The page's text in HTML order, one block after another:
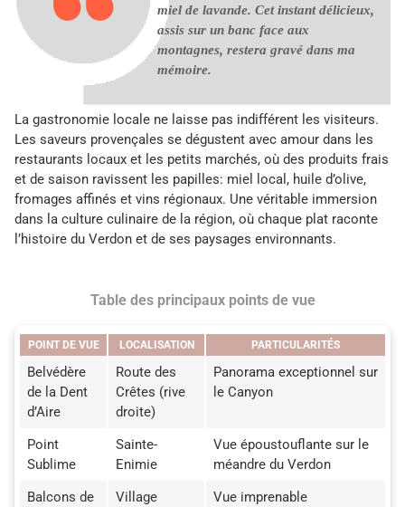
miel de lavande. Cet instant délicieux,
assis sur un banc face aux
montagnes, restera gravé dans ma
mémoire.
La gastronomie locale ne laisse pas indifférent les visiteurs.
Les saveurs provençales se dégustent avec amour dans les
restaurants locaux et les petits marchés, où des produits frais
et de saison ravissent les papilles: miel local, huile d’olive,
fromages affinés et vins régionaux. Une véritable immersion
dans la culture culinaire de la région, où chaque plat raconte
l’histoire du Verdon et de ses paysages environnants.
Table des principaux points de vue
POINT DE VUE LOCALISATION PARTICULARITÉS
Belvédère
de la Dent
d’Aire
Route des
Crêtes (rive
droite)
Panorama exceptionnel sur
le Canyon
Point
Sublime
Sainte-
Enimie
Vue époustouflante sur le
méandre du Verdon
Balcons de
Village
Vue imprenable